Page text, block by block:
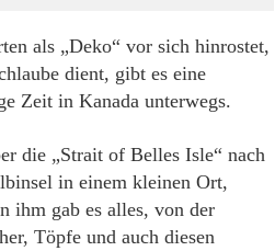
als „Deko“ vor sich hinrostet,
dient, gibt es eine
Zeit in Kanada unterwegs.
die „Strait of Belles Isle“ nach
in einem kleinen Ort,
ihm gab es alles, von der
Töpfe und auch diesen